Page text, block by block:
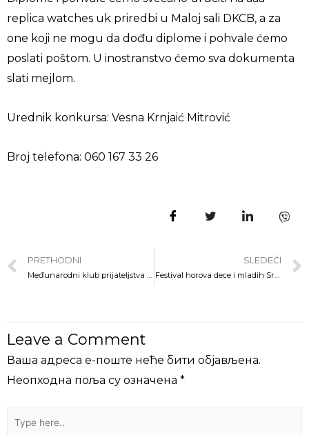
replica watches uk priredbi u Maloj sali DKCB, a za
one koji ne mogu da dođu diplome i pohvale ćemo
poslati poštom. U inostranstvo ćemo sva dokumenta
slati mejlom.
Urednik konkursa: Vesna Krnjaić Mitrović
Broj telefona: 060 167 33 26
PRETHODNI SLEDEĆI
Leave a Comment
Ваша адреса е-поште неће бити објављена.
Неопходна поља су означена *